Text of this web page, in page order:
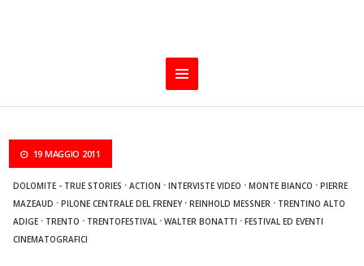
19 MAGGIO 2011
DOLOMITE - TRUE STORIES ·ACTION ·INTERVISTE VIDEO ·MONTE BIANCO ·PIERRE
MAZEAUD ·PILONE CENTRALE DEL FRENEY·REINHOLD MESSNER · TRENTINO ALTO
ADIGE · TRENTO · TRENTOFESTIVAL ·WALTER BONATTI ·FESTIVAL ED EVENTI
CINEMATOGRAFICI